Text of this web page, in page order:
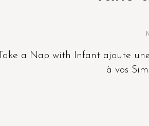
Take a Nap with Infant ajoute
à vos